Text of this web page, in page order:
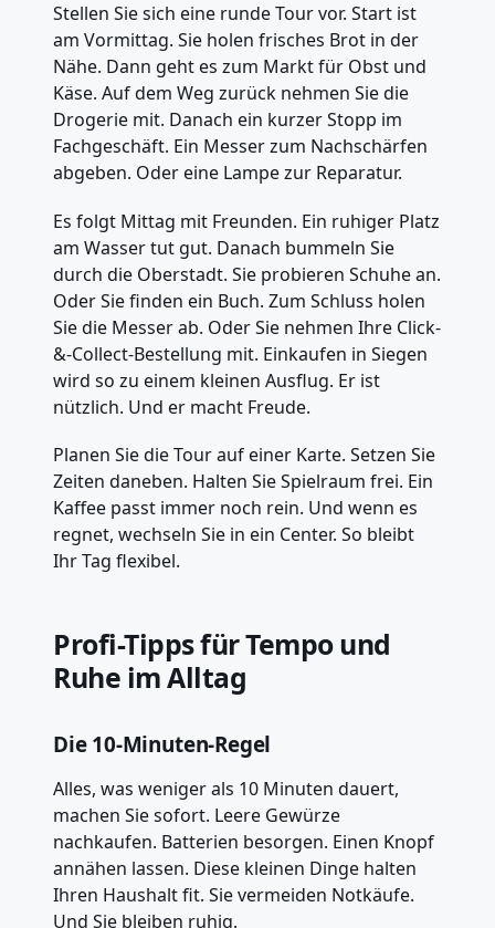
Stellen Sie sich eine runde Tour vor. Start ist
am Vormittag. Sie holen frisches Brot in der
Nähe. Dann geht es zum Markt für Obst und
Käse. Auf dem Weg zurück nehmen Sie die
Drogerie mit. Danach ein kurzer Stopp im
Fachgeschäft. Ein Messer zum Nachschärfen
abgeben. Oder eine Lampe zur Reparatur.
Es folgt Mittag mit Freunden. Ein ruhiger Platz
am Wasser tut gut. Danach bummeln Sie
durch die Oberstadt. Sie probieren Schuhe an.
Oder Sie finden ein Buch. Zum Schluss holen
Sie die Messer ab. Oder Sie nehmen Ihre Click-
&-Collect-Bestellung mit. Einkaufen in Siegen
wird so zu einem kleinen Ausflug. Er ist
nützlich. Und er macht Freude.
Planen Sie die Tour auf einer Karte. Setzen Sie
Zeiten daneben. Halten Sie Spielraum frei. Ein
Kaffee passt immer noch rein. Und wenn es
regnet, wechseln Sie in ein Center. So bleibt
Ihr Tag flexibel.
Profi-Tipps für Tempo und
Ruhe im Alltag
Die 10-Minuten-Regel
Alles, was weniger als 10 Minuten dauert,
machen Sie sofort. Leere Gewürze
nachkaufen. Batterien besorgen. Einen Knopf
annähen lassen. Diese kleinen Dinge halten
Ihren Haushalt fit. Sie vermeiden Notkäufe.
Und Sie bleiben ruhig.